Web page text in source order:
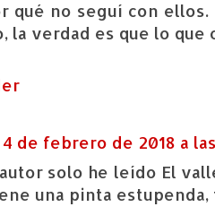
qué no seguí con
la verdad es que lo que
4 de febrero de 2018 a las
solo he leído El
una pinta estupenda,